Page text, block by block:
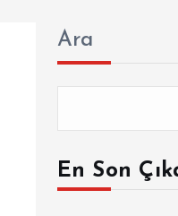
Ara
En Son